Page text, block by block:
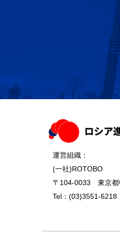
運営組織：
(一社)ROTOBO
〒104-0033 東京都
Tel： (03)3551-6218